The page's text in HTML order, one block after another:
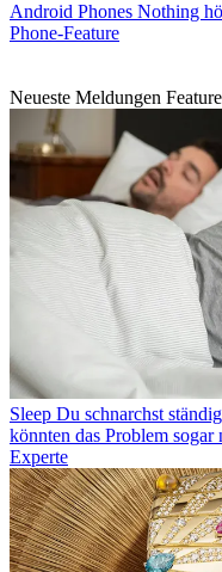
Android Phones Nothing
Phone-Feature
Neueste Meldungen
Sleep Du schnarchst
könnten das Problem
Experte